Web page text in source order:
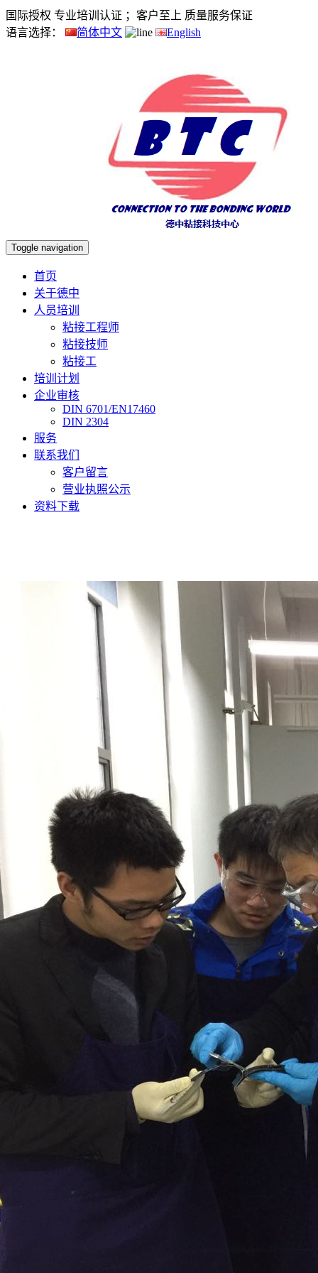
国际授权 专业培训认证 ；客户至上 质量服务保证
语言选择：
简体中文 English
Toggle navigation
首页
关于德中
人员培训
粘接工程师
粘接技师
粘接工
培训计划
企业审核
DIN 6701/EN17460
DIN 2304
服务
联系我们
客户留言
营业执照公示
资料下载